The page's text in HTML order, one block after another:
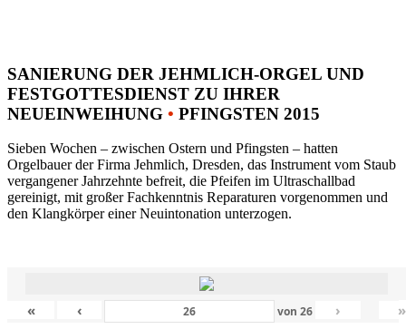
SANIERUNG DER JEHMLICH-ORGEL UND
FESTGOTTESDIENST ZU IHRER
NEUEINWEIHUNG • PFINGSTEN 2015
Sieben Wochen – zwischen Ostern und Pfingsten – hatten
Orgelbauer der Firma Jehmlich, Dresden, das Instrument vom Staub
vergangener Jahrzehnte befreit, die Pfeifen im Ultraschallbad
gereinigt, mit großer Fachkenntnis Reparaturen vorgenommen und
den Klangkörper einer Neuintonation unterzogen.
« ‹ von26 › »